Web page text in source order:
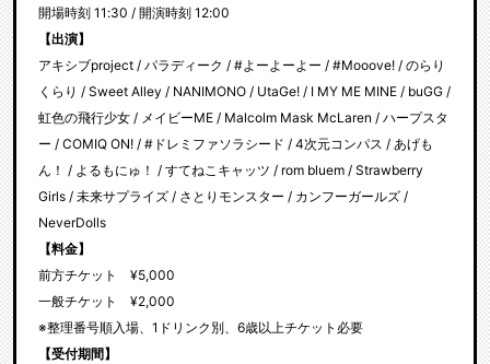
開場時刻 11:30 / 開演時刻 12:00
【出演】
アキシブproject / パラディーク / #よーよーよー / #Mooove! / のらり
くらり / Sweet Alley / NANIMONO / UtaGe! / I MY ME MINE / buGG /
虹色の飛行少女 / メイビーME / Malcolm Mask McLaren / ハープスタ
ー / COMIQ ON! / #ドレミファソラシード / 4次元コンパス / あげも
ん！ / よるもにゅ！ / すてねこキャッツ / rom bluem / Strawberry
Girls / 未来サプライズ / さとりモンスター / カンフーガールズ /
NeverDolls
【料金】
前方チケット ¥5,000
一般チケット ¥2,000
※整理番号順入場、1ドリンク別、6歳以上チケット必要
【受付期間】